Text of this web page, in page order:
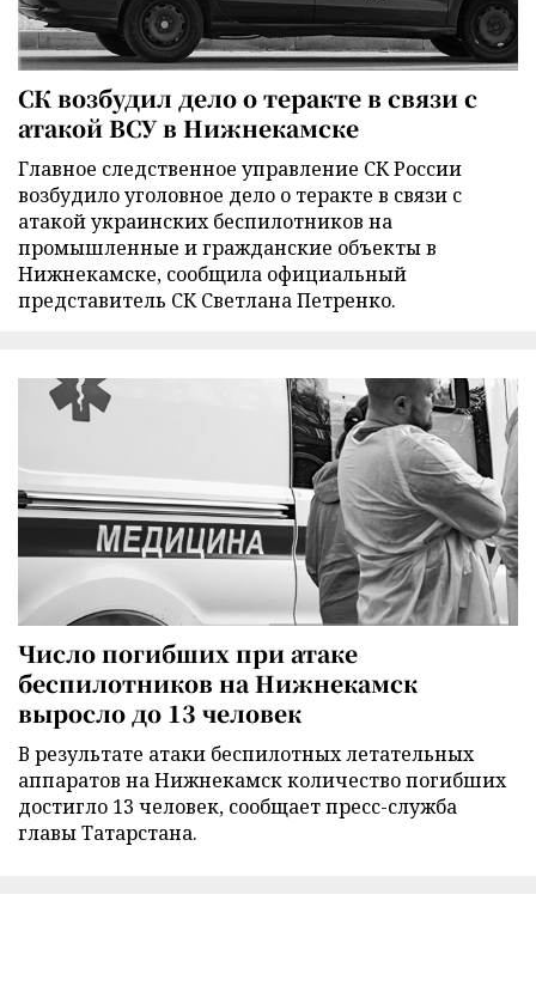
СК возбудил дело о теракте в связи с
атакой ВСУ в Нижнекамске
Главное следственное управление СК России
возбудило уголовное дело о теракте в связи с
атакой украинских беспилотников на
промышленные и гражданские объекты в
Нижнекамске, сообщила официальный
представитель СК Светлана Петренко.
Число погибших при атаке
беспилотников на Нижнекамск
выросло до 13 человек
В результате атаки беспилотных летательных
аппаратов на Нижнекамск количество погибших
достигло 13 человек, сообщает пресс-служба
главы Татарстана.